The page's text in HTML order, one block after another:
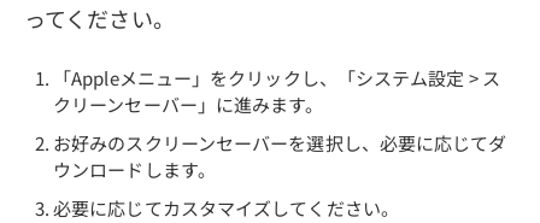
ってください。
「Appleメニュー」をクリックし、「システム設定 > ス
クリーンセーバー」に進みます。
お好みのスクリーンセーバーを選択し、必要に応じてダ
ウンロードします。
必要に応じてカスタマイズしてください。